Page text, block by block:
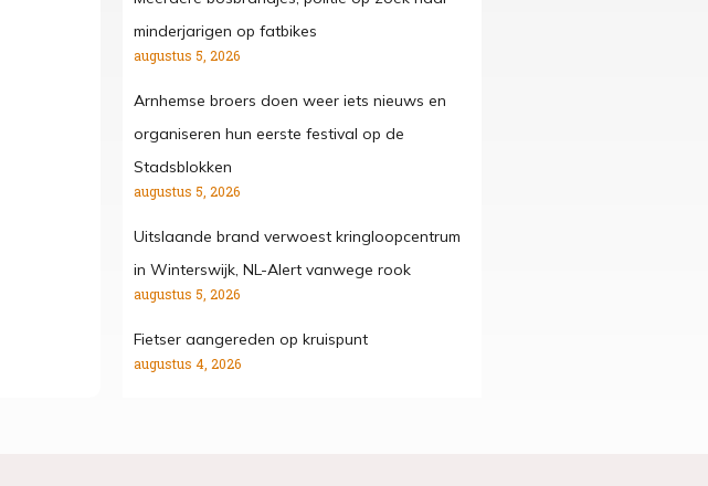
minderjarigen op fatbikes
augustus 5, 2026
Arnhemse broers doen weer iets nieuws en
organiseren hun eerste festival op de
Stadsblokken
augustus 5, 2026
Uitslaande brand verwoest kringloopcentrum
in Winterswijk, NL-Alert vanwege rook
augustus 5, 2026
Fietser aangereden op kruispunt
augustus 4, 2026